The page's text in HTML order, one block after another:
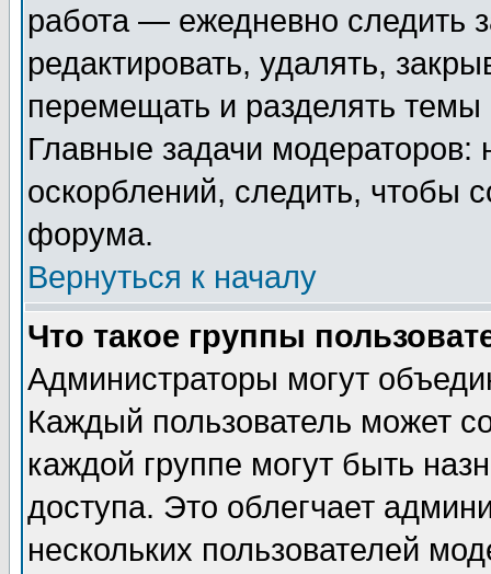
работа — ежедневно следить
редактировать, удалять,
перемещать и разделять
Главные задачи
оскорблений, следить, чтобы
форума.
Вернуться к началу
Что такое группы
Администраторы могут
Каждый пользователь может
каждой группе могут быть
доступа. Это облегчает
нескольких пользователей